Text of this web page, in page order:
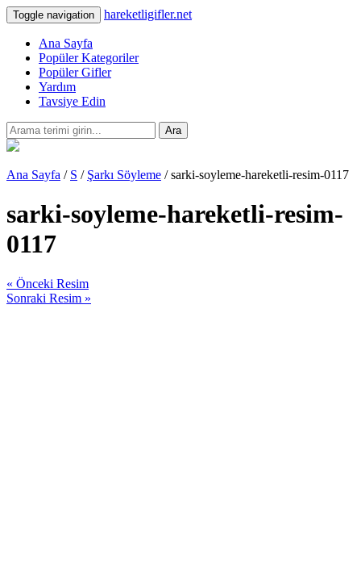
Toggle navigation hareketligifler.net
Ana Sayfa
Popüler Kategoriler
Popüler Gifler
Yardım
Tavsiye Edin
Ara
Ana Sayfa / S / Şarkı Söyleme / sarki-soyleme-hareketli-resim-0117
sarki-soyleme-hareketli-resim-
0117
« Önceki Resim
Sonraki Resim »